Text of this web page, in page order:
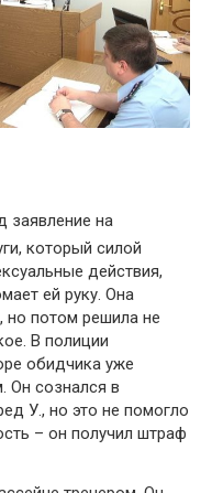
заявление на
который силой
действия,
ей руку. Она
но потом решила не
В полиции
обидчика уже
Он сознался в
У., но это не помогло
– он получил штраф